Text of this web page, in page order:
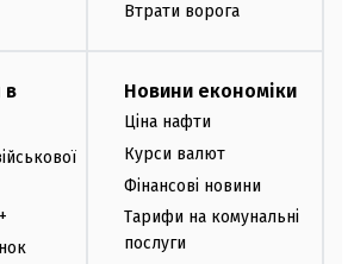
Втрати ворога
в
Новини економіки
Ціна нафти
Курси валют
Фінансові новини
Тарифи на комунальні
послуги